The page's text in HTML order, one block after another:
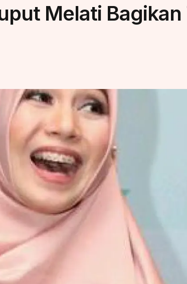
Melati